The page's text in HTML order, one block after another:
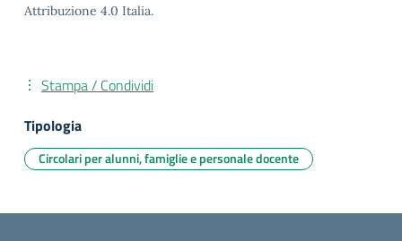
Attribuzione 4.0 Italia.
Stampa / Condividi
Tipologia
Circolari per alunni, famiglie e personale docente